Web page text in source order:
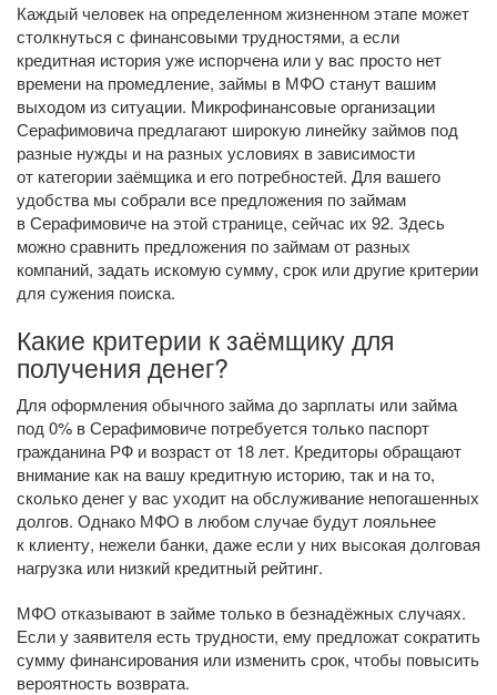
Каждый человек на определенном жизненном этапе может
столкнуться с финансовыми трудностями, а если
кредитная история уже испорчена или у вас просто нет
времени на промедление, займы в МФО станут вашим
выходом из ситуации. Микрофинансовые организации
Серафимовича предлагают широкую линейку займов под
разные нужды и на разных условиях в зависимости
от категории заёмщика и его потребностей. Для вашего
удобства мы собрали все предложения по займам
в Серафимовиче на этой странице, сейчас их 92. Здесь
можно сравнить предложения по займам от разных
компаний, задать искомую сумму, срок или другие критерии
для сужения поиска.
Какие критерии к заёмщику для
получения денег?
Для оформления обычного займа до зарплаты или займа
под 0% в Серафимовиче потребуется только паспорт
гражданина РФ и возраст от 18 лет. Кредиторы обращают
внимание как на вашу кредитную историю, так и на то,
сколько денег у вас уходит на обслуживание непогашенных
долгов. Однако МФО в любом случае будут лояльнее
к клиенту, нежели банки, даже если у них высокая долговая
нагрузка или низкий кредитный рейтинг.
МФО отказывают в займе только в безнадёжных случаях.
Если у заявителя есть трудности, ему предложат сократить
сумму финансирования или изменить срок, чтобы повысить
вероятность возврата.